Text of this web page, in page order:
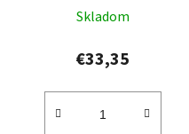
Skladom
€33,35